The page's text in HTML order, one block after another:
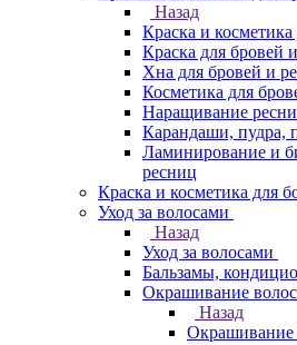
Назад
Краска и
Краска для бровей
Хна для бровей и
Косметика для
Наращивание
Карандаши, пудра,
Ламинирование и
ресниц
Краска и косметика для
Уход за волосами
Назад
Уход за волосами
Бальзамы,
Окрашивание волос
Назад
Окрашивание